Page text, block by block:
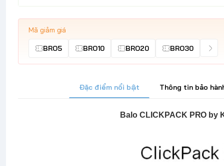
Mã giảm giá
BRO5 BRO10 BRO20 BRO30
Đặc điểm nổi bật Thông tin bảo
Balo CLICKPACK PRO by